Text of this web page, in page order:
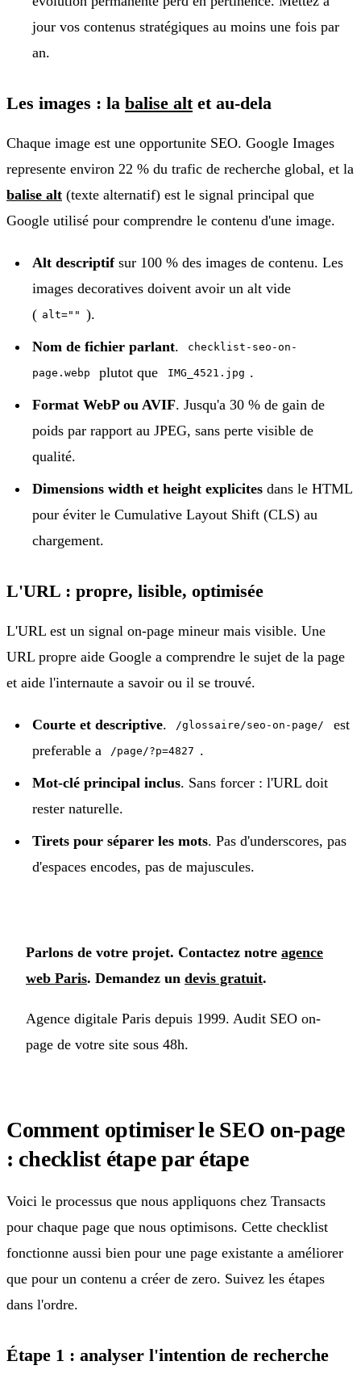
jour vos contenus stratégiques au moins une fois par
an.
Les images : la balise altet au-dela
Chaque image est une opportunite SEO. Google Images
represente environ 22 % du trafic de recherche global, et la
balise alt (texte alternatif) est le signal principal que
Google utilisé pour comprendre le contenu d'une image.
Alt descriptifsur 100 % des images de contenu. Les
images decoratives doivent avoir un alt vide
( alt="" ).
Nom de fichier parlant. checklist-seo-on-
page.webp plutot que IMG_4521.jpg .
Format WebP ou AVIF. Jusqu'a 30 % de gain de
poids par rapport au JPEG, sans perte visible de
qualité.
Dimensions width et height explicites dans le HTML
pour éviter le Cumulative Layout Shift (CLS) au
chargement.
L'URL : propre, lisible, optimisée
L'URL est un signal on-page mineur mais visible. Une
URL propre aide Google a comprendre le sujet de la page
et aide l'internaute a savoir ou il se trouvé.
Courte et descriptive. /glossaire/seo-on-page/
est
preferable a
/page/?p=4827 .
Mot-clé principal inclus. Sans forcer : l'URL doit
rester naturelle.
Tirets pour séparer les mots. Pas d'underscores, pas
d'espaces encodes, pas de majuscules.
Parlons de votre projet. Contactez notre agence
web Paris. Demandez un devis gratuit.
Agence digitale Paris depuis 1999. Audit SEO on-
page de votre site sous 48h.
Comment optimiser le SEO on-page
: checklist étape par étape
Voici le processus que nous appliquons chez Transacts
pour chaque page que nous optimisons. Cette checklist
fonctionne aussi bien pour une page existante a améliorer
que pour un contenu a créer de zero. Suivez les étapes
dans l'ordre.
Étape 1 : analyser l'intention de recherche